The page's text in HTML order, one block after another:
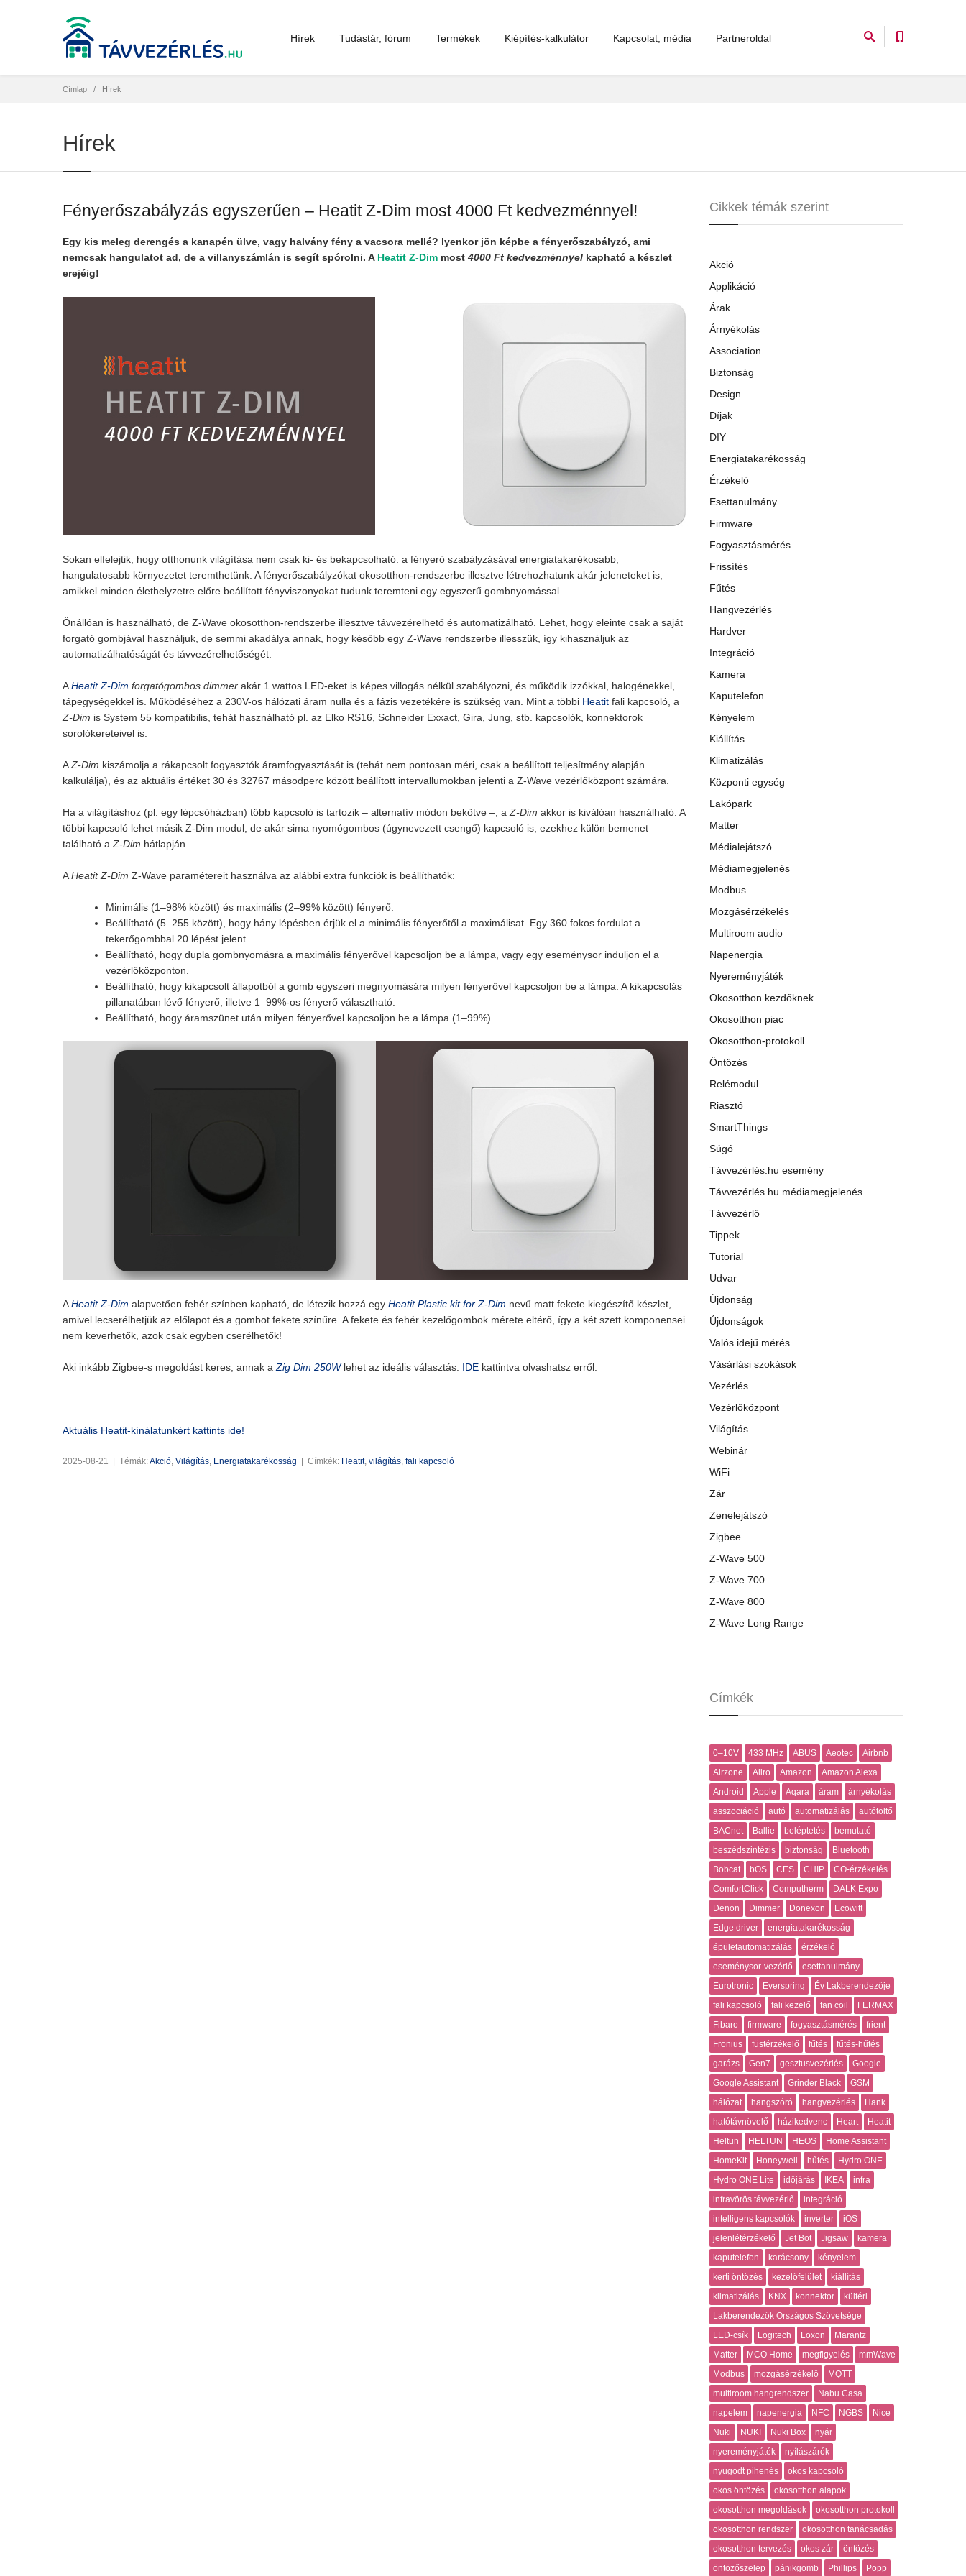
Hírek Tudástár, fórum Termékek Kiépítés-kalkulátor Kapcsolat, média Partneroldal
Címlap Hírek
Hírek
Fényerőszabályzás egyszerűen – Heatit Z-Dim most 4000 Ft kedvezménnyel!
Egy kis meleg derengés a kanapén ülve, vagy halvány fény a vacsora mellé? lyenkor jön képbe a fényerőszabályzó, ami
nemcsak hangulatot ad, de a villanyszámlán is segít spórolni. A Heatit Z-Dim most 4000 Ft kedvezménnyel kapható a készlet
erejéig!
Sokan elfelejtik, hogy otthonunk világítása nem csak ki- és bekapcsolható: a fényerő szabályzásával energiatakarékosabb,
hangulatosabb környezetet teremthetünk. A fényerőszabályzókat okosotthon-rendszerbe illesztve létrehozhatunk akár jeleneteket is,
amikkel minden élethelyzetre előre beállított fényviszonyokat tudunk teremteni egy egyszerű gombnyomással.
Önállóan is használható, de Z-Wave okosotthon-rendszerbe illesztve távvezérelhető és automatizálható. Lehet, hogy eleinte csak a saját
forgató gombjával használjuk, de semmi akadálya annak, hogy később egy Z-Wave rendszerbe illesszük, így kihasználjuk az
automatizálhatóságát és távvezérelhetőségét.
AHeatit Z-Dim forgatógombos dimmer akár 1 wattos LED-eket is képes villogás nélkül szabályozni, és működik izzókkal, halogénekkel,
tápegységekkel is. Működéséhez a 230V-os hálózati áram nulla és a fázis vezetékére is szükség van. Mint a többi Heatit fali kapcsoló, a
Z-Dim is System 55 kompatibilis, tehát használható pl. az Elko RS16, Schneider Exxact, Gira, Jung stb. kapcsolók, konnektorok
sorolókereteivel is.
AZ-Dim kiszámolja a rákapcsolt fogyasztók áramfogyasztását is (tehát nem pontosan méri, csak a beállított teljesítmény alapján
kalkulálja), és az aktuális értéket 30 és 32767 másodperc között beállított intervallumokban jelenti a Z-Wave vezérlőközpont számára.
Ha a világításhoz (pl. egy lépcsőházban) több kapcsoló is tartozik – alternatív módon bekötve –, a Z-Dim akkor is kiválóan használható. A
többi kapcsoló lehet másik Z-Dim modul, de akár sima nyomógombos (úgynevezett csengő) kapcsoló is, ezekhez külön bemenet
található a Z-Dim hátlapján.
AHeatit Z-Dim Z-Wave paramétereit használva az alábbi extra funkciók is beállíthatók:
Minimális (1–98% között) és maximális (2–99% között) fényerő.
Beállítható (5–255 között), hogy hány lépésben érjük el a minimális fényerőtől a maximálisat. Egy 360 fokos fordulat a
tekerőgombbal 20 lépést jelent.
Beállítható, hogy dupla gombnyomásra a maximális fényerővel kapcsoljon be a lámpa, vagy egy eseménysor induljon el a
vezérlőközponton.
Beállítható, hogy kikapcsolt állapotból a gomb egyszeri megnyomására milyen fényerővel kapcsoljon be a lámpa. A kikapcsolás
pillanatában lévő fényerő, illetve 1–99%-os fényerő választható.
Beállítható, hogy áramszünet után milyen fényerővel kapcsoljon be a lámpa (1–99%).
AHeatit Z-Dim alapvetően fehér színben kapható, de létezik hozzá egy Heatit Plastic kit for Z-Dim nevű matt fekete kiegészítő készlet,
amivel lecserélhetjük az előlapot és a gombot fekete színűre. A fekete és fehér kezelőgombok mérete eltérő, így a két szett komponensei
nem keverhetők, azok csak egyben cserélhetők!
Aki inkább Zigbee-s megoldást keres, annak a Zig Dim 250Wlehet az ideális választás. IDE kattintva olvashatsz erről.
Aktuális Heatit-kínálatunkért kattints ide!
2025-08-21 Témák:Akció, Világítás, Energiatakarékosság Címkék: Heatit, világítás, fali kapcsoló
Cikkek témák szerint
Akció
Applikáció
Árak
Árnyékolás
Association
Biztonság
Design
Díjak
DIY
Energiatakarékosság
Érzékelő
Esettanulmány
Firmware
Fogyasztásmérés
Frissítés
Fűtés
Hangvezérlés
Hardver
Integráció
Kamera
Kaputelefon
Kényelem
Kiállítás
Klimatizálás
Központi egység
Lakópark
Matter
Médialejátszó
Médiamegjelenés
Modbus
Mozgásérzékelés
Multiroom audio
Napenergia
Nyereményjáték
Okosotthon kezdőknek
Okosotthon piac
Okosotthon-protokoll
Öntözés
Relémodul
Riasztó
SmartThings
Súgó
Távvezérlés.hu esemény
Távvezérlés.hu médiamegjelenés
Távvezérlő
Tippek
Tutorial
Udvar
Újdonság
Újdonságok
Valós idejű mérés
Vásárlási szokások
Vezérlés
Vezérlőközpont
Világítás
Webinár
WiFi
Zár
Zenelejátszó
Zigbee
Z-Wave 500
Z-Wave 700
Z-Wave 800
Z-Wave Long Range
Címkék
0–10V 433 MHz ABUS Aeotec
Airbnb
Airzone
Aliro Amazon
Amazon Alexa
Android
Apple Aqara áram
árnyékolás
asszociáció
autó automatizálás
autótöltő
BACnet
Ballie beléptetés
bemutató
beszédszintézis
biztonság
Bluetooth
Bobcat
bOS CES CHIP
CO-érzékelés
ComfortClick
Computherm
DALK Expo
Denon
Dimmer Donexon
Ecowitt
Edge driver
energiatakarékosság
épületautomatizálás
érzékelő
eseménysor-vezérlő
esettanulmány
Eurotronic
Everspring
Év Lakberendezője
fali kapcsoló
fali kezelő fan coil
FERMAX
Fibaro
firmware fogyasztásmérés
frient
Fronius
füstérzékelő fűtés
fűtés-hűtés
garázs
Gen7 gesztusvezérlés
Google
Google Assistant
Grinder Black
GSM
hálózat
hangszóró hangvezérlés
Hank
hatótávnövelő
házikedvenc Heart
Heatit
Heltun
HELTUN HEOS
Home Assistant
HomeKit
Honeywell hűtés
Hydro ONE
Hydro ONE Lite
időjárás IKEA
infra
infravörös távvezérlő
integráció
intelligens kapcsolók
inverter
iOS
jelenlétérzékelő
Jet Bot Jigsaw
kamera
kaputelefon
karácsony
kényelem
kerti öntözés
kezelőfelület
kiállítás
klimatizálás
KNX konnektor
kültéri
Lakberendezők Országos Szövetsége
LED-csík
Logitech Loxon
Marantz
Matter
MCO Home megfigyelés
mmWave
Modbus
mozgásérzékelő
MQTT
multiroom hangrendszer
Nabu Casa
napelem
napenergia NFC NGBS
Nice
Nuki
NUKI Nuki Box
nyár
nyereményjáték
nyílászárók
nyugodt pihenés
okos kapcsoló
okos öntözés
okosotthon alapok
okosotthon megoldások
okosotthon protokoll
okosotthon rendszer
okosotthon tanácsadás
okosotthon tervezés
okos zár
öntözés
öntözőszelep
pánikgomb Phillips Popp